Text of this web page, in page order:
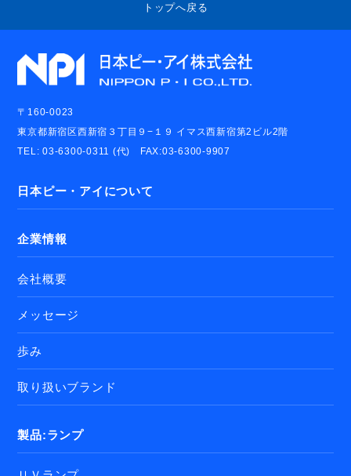
トップへ戻る
〒160-0023
東京都新宿区西新宿３丁目９−１９ イマス西新宿第2ビル2階
TEL: 03-6300-0311 (代) FAX:03-6300-9907
日本ピー・アイについて
企業情報
会社概要
メッセージ
歩み
取り扱いブランド
製品:ランプ